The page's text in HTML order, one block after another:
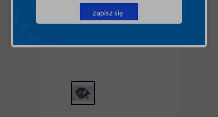
zapisz się